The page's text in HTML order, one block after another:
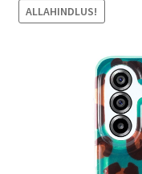
Cookie Policy (EU)
Müügitingimused
Privaatsuspoliitika
Küpsiste poliitika
ALLAHINDLUS!